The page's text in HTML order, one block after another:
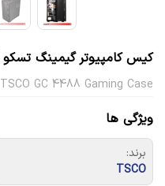
کیس کامپیوتر گیمینگ تسکو GC 4488
TSCO GC 4488 Gaming Case
ویژگی ها
برند:
TSCO